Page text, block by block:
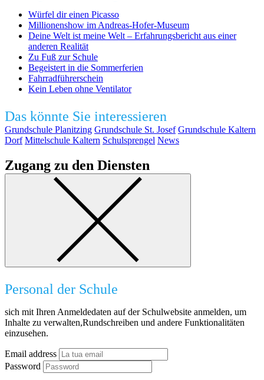
Würfel dir einen Picasso
Millionenshow im Andreas-Hofer-Museum
Deine Welt ist meine Welt – Erfahrungsbericht aus einer
anderen Realität
Zu Fuß zur Schule
Begeistert in die Sommerferien
Fahrradführerschein
Kein Leben ohne Ventilator
Das könnte Sie interessieren
Grundschule Planitzing Grundschule St. Josef Grundschule Kaltern
Dorf Mittelschule Kaltern Schulsprengel News
Zugang zu den Diensten
Personal der Schule
sich mit Ihren Anmeldedaten auf der Schulwebsite anmelden, um
Inhalte zu verwalten,Rundschreiben und andere Funktionalitäten
einzusehen.
Email address
Password